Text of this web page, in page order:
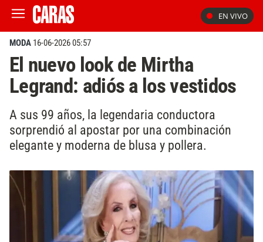
EN VIVO
MODA 16-06-2026 05:57
El nuevo look de Mirtha
Legrand: adiós a los vestidos
A sus 99 años, la legendaria conductora
sorprendió al apostar por una combinación
elegante y moderna de blusa y pollera.